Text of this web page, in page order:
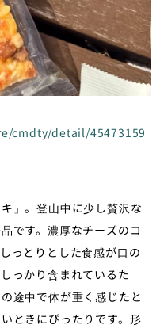
cmdty/detail/45473159
」。登山中に少し贅沢な
です。濃厚なチーズのコ
っとりとした食感が口の
っかり含まれているた
途中で体が重く感じたと
ときにぴったりです。形